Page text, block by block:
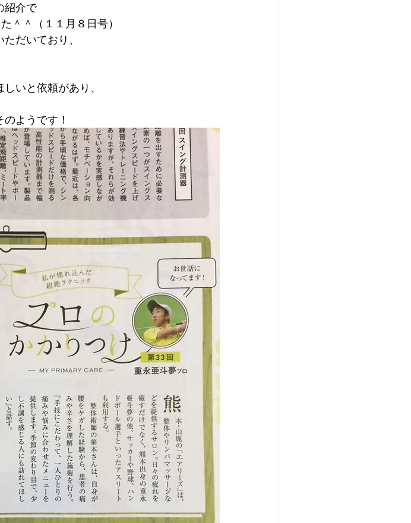
紹介で
＾＾（１１月８日号）
だいており、
いと依頼があり、
ようです！